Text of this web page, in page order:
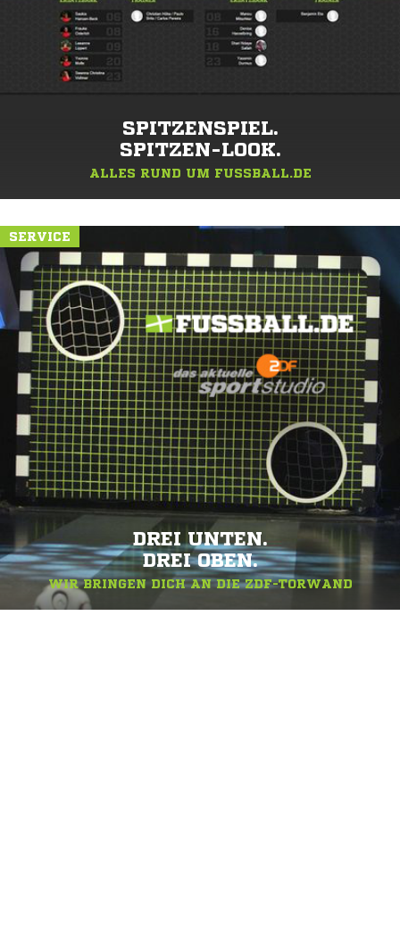
SPITZENSPIEL.
SPITZEN-LOOK.
ALLES RUND UM FUSSBALL.DE
SERVICE
DREI UNTEN.
DREI OBEN.
WIR BRINGEN DICH AN DIE ZDF-TORWAND